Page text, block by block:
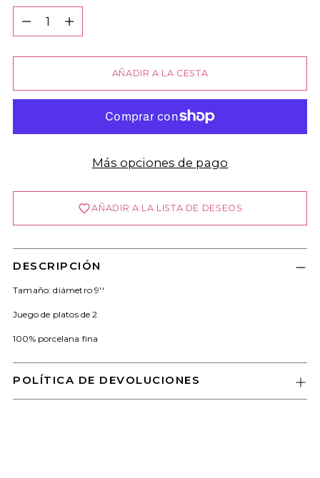
Cantidad
Cantidad
AÑADIR A LA CESTA
Más opciones de pago
AÑADIR A LA LISTA DE DESEOS
DESCRIPCIÓN
Tamaño: diámetro 9''
Juego de platos de 2
100% porcelana fina
POLÍTICA DE DEVOLUCIONES
Se requiere iniciar sesión
productos a su lista de deseos y ver los
Acceso